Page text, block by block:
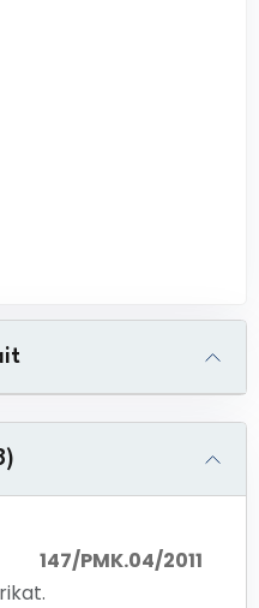
147/PMK.04/2011